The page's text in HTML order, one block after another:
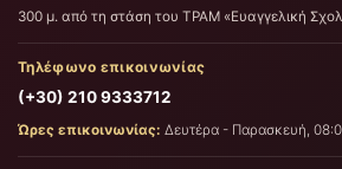
300 μ. από τη στάση του ΤΡΑΜ «Ευαγγελική
Τηλέφωνο επικοινωνίας
(+30) 210 9333712
Ώρες επικοινωνίας: Δευτέρα - Παρασκευή,